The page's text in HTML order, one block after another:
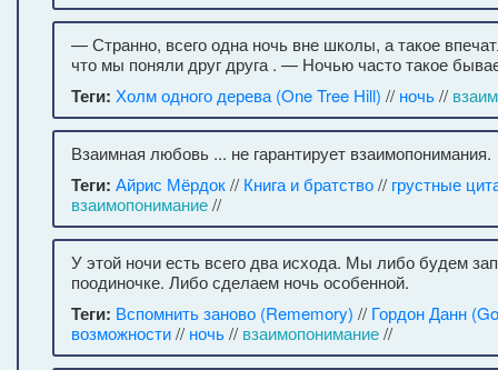
— Странно, всего одна ночь вне школы, а такое
что мы поняли друг друга . — Ночью часто такое
Теги: Холм одного дерева (One Tree Hill) // ночь//
Взаимная любовь ... не гарантирует взаимопонимания.
Теги: Айрис Мёрдок// Книга и братство// грустные
взаимопонимание//
У этой ночи есть всего два исхода. Мы либо будем
поодиночке. Либо сделаем ночь особенной.
Теги: Вспомнить заново (Rememory) // Гордон Данн
возможности// ночь// взаимопонимание//